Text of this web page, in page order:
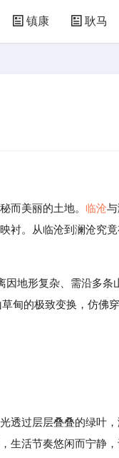
镇康 耿马
美丽的土地。 临沧
衬。从临沧到澜沧究
因地形复杂、需沿多条
甸的极致变换，仿佛穿
透过层层叠叠的绿叶，
生活节奏悠闲而宁静，